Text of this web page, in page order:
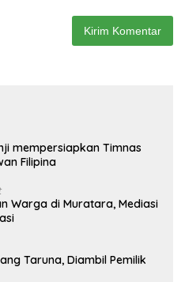
mempersiapkan Timnas
Filipina
Warga di Muratara, Mediasi
Taruna, Diambil Pemilik